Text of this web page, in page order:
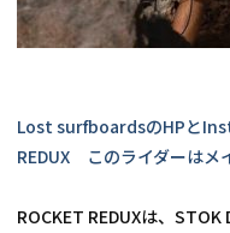
Lost surfboardsのHPと
REDUX　このライダーはメ
ROCKET REDUXは、